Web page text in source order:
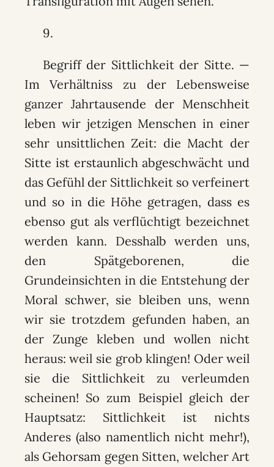
9.
Begriff der Sittlichkeit der Sitte. —
Im Verhältniss zu der Lebensweise
ganzer Jahrtausende der Menschheit
leben wir jetzigen Menschen in einer
sehr unsittlichen Zeit: die Macht der
Sitte ist erstaunlich abgeschwächt und
das Gefühl der Sittlichkeit so verfeinert
und so in die Höhe getragen, dass es
ebenso gut als verflüchtigt bezeichnet
werden kann. Desshalb werden uns,
den Spätgeborenen, die
Grundeinsichten in die Entstehung der
Moral schwer, sie bleiben uns, wenn
wir sie trotzdem gefunden haben, an
der Zunge kleben und wollen nicht
heraus: weil sie grob klingen! Oder weil
sie die Sittlichkeit zu verleumden
scheinen! So zum Beispiel gleich der
Hauptsatz: Sittlichkeit ist nichts
Anderes (also namentlich nicht mehr!),
als Gehorsam gegen Sitten, welcher Art